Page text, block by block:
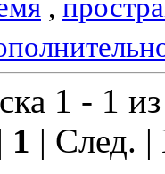
,
1 - 1
1 | След.